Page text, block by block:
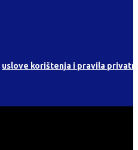
uslove korištenja i pravila